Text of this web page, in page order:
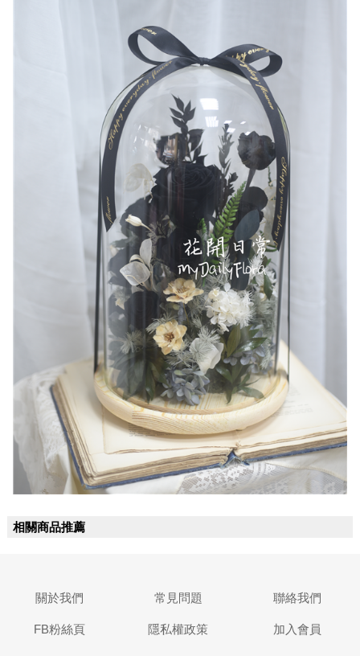
相關商品推薦
關於我們 常見問題 聯絡我們
FB粉絲頁 隱私權政策 加入會員